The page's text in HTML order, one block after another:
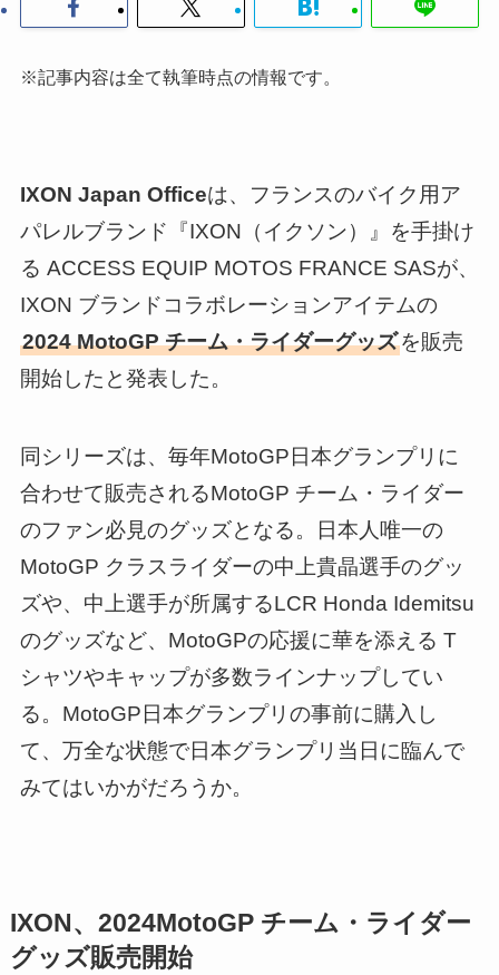
※記事内容は全て執筆時点の情報です。
IXON Japan Officeは、フランスのバイク用ア
パレルブランド『IXON（イクソン）』を手掛け
る ACCESS EQUIP MOTOS FRANCE SASが、
IXON ブランドコラボレーションアイテムの
2024 MotoGP チーム・ライダーグッズを販売
開始したと発表した。
同シリーズは、毎年MotoGP日本グランプリに
合わせて販売されるMotoGP チーム・ライダー
のファン必見のグッズとなる。日本人唯一の
MotoGP クラスライダーの中上貴晶選手のグッ
ズや、中上選手が所属するLCR Honda Idemitsu
のグッズなど、MotoGPの応援に華を添える T
シャツやキャップが多数ラインナップしてい
る。MotoGP日本グランプリの事前に購入し
て、万全な状態で日本グランプリ当日に臨んで
みてはいかがだろうか。
IXON、2024MotoGP チーム・ライダー
グッズ販売開始